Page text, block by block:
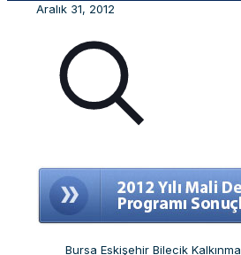
Aralık 31, 2012
Bursa Eskişehir Bilecik Kalkınma